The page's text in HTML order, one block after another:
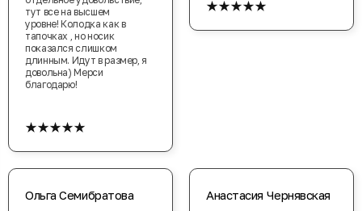
тут все на высшем
уровне! Колодка как в
тапочках , но носик
показался слишком
длинным. Идут в размер, я
довольна) Мерси
благодарю!
★★★★★
Ольга Семибратова Анастасия Чернявская